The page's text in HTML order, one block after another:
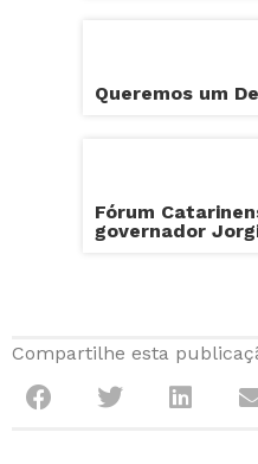
Queremos um
Fórum
governador
Compartilhe esta